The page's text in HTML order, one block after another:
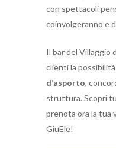
con spettacoli
coinvolgeranno e
Il bar del Villaggio
clienti la
d’asporto,
struttura. Scopri
prenota ora la tua
GiuEle!